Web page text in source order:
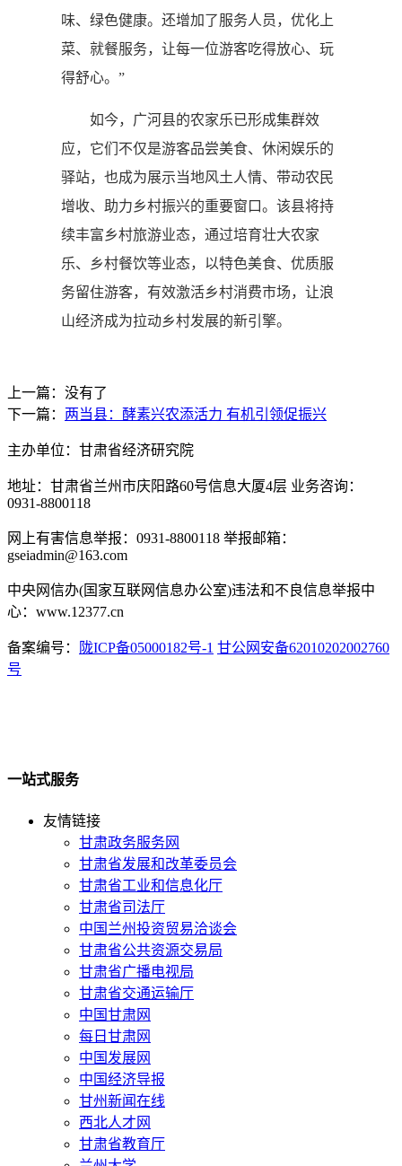
味、绿色健康。还增加了服务人员，优化上
菜、就餐服务，让每一位游客吃得放心、玩
得舒心。”
如今，广河县的农家乐已形成集群效
应，它们不仅是游客品尝美食、休闲娱乐的
驿站，也成为展示当地风土人情、带动农民
增收、助力乡村振兴的重要窗口。该县将持
续丰富乡村旅游业态，通过培育壮大农家
乐、乡村餐饮等业态，以特色美食、优质服
务留住游客，有效激活乡村消费市场，让浪
山经济成为拉动乡村发展的新引擎。
上一篇：没有了
下一篇： 两当县：酵素兴农添活力 有机引领促振兴
主办单位：甘肃省经济研究院
地址：甘肃省兰州市庆阳路60号信息大厦4层 业务咨询：
0931-8800118
网上有害信息举报：0931-8800118 举报邮箱：
gseiadmin@163.com
中央网信办(国家互联网信息办公室)违法和不良信息举报中
心：www.12377.cn
备案编号： 陇ICP备05000182号-1 甘公网安备62010202002760
号
一站式服务
友情链接
甘肃政务服务网
甘肃省发展和改革委员会
甘肃省工业和信息化厅
甘肃省司法厅
中国兰州投资贸易洽谈会
甘肃省公共资源交易局
甘肃省广播电视局
甘肃省交通运输厅
中国甘肃网
每日甘肃网
中国发展网
中国经济导报
甘州新闻在线
西北人才网
甘肃省教育厅